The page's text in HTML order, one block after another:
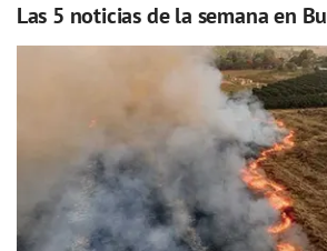
Las 5 noticias de la semana en